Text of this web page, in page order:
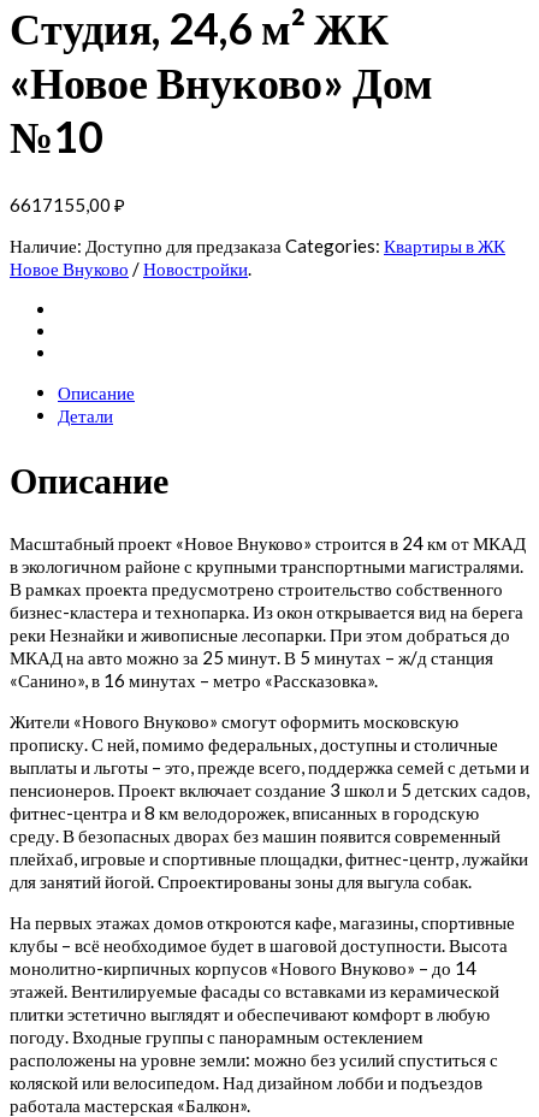
Студия, 24,6 м² ЖК
«Новое Внуково» Дом
№10
6617155,00 ₽
Наличие: Доступно для предзаказа Categories: Квартиры в ЖК
Новое Внуково /Новостройки.
Описание
Детали
Описание
Масштабный проект «Новое Внуково» строится в 24 км от МКАД
в экологичном районе с крупными транспортными магистралями.
В рамках проекта предусмотрено строительство собственного
бизнес-кластера и технопарка. Из окон открывается вид на берега
реки Незнайки и живописные лесопарки. При этом добраться до
МКАД на авто можно за 25 минут. В 5 минутах – ж/д станция
«Санино», в 16 минутах – метро «Рассказовка».
Жители «Нового Внуково» смогут оформить московскую
прописку. С ней, помимо федеральных, доступны и столичные
выплаты и льготы – это, прежде всего, поддержка семей с детьми и
пенсионеров. Проект включает создание 3 школ и 5 детских садов,
фитнес-центра и 8 км велодорожек, вписанных в городскую
среду. В безопасных дворах без машин появится современный
плейхаб, игровые и спортивные площадки, фитнес-центр, лужайки
для занятий йогой. Спроектированы зоны для выгула собак.
На первых этажах домов откроются кафе, магазины, спортивные
клубы – всё необходимое будет в шаговой доступности. Высота
монолитно-кирпичных корпусов «Нового Внуково» – до 14
этажей. Вентилируемые фасады со вставками из керамической
плитки эстетично выглядят и обеспечивают комфорт в любую
погоду. Входные группы с панорамным остеклением
расположены на уровне земли: можно без усилий спуститься с
коляской или велосипедом. Над дизайном лобби и подъездов
работала мастерская «Балкон».